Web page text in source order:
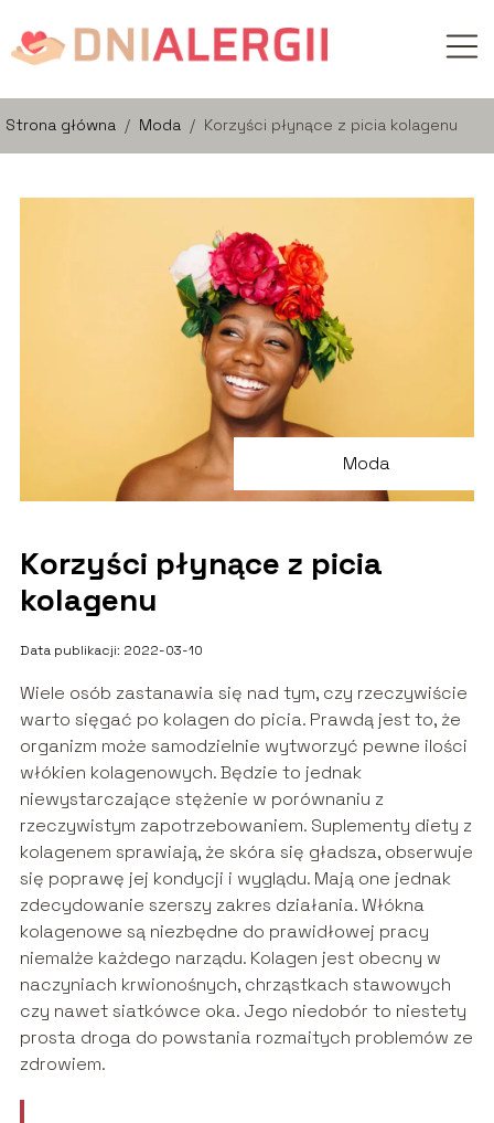
Strona główna / Moda / Korzyści płynące z picia kolagenu
Moda
Korzyści płynące z picia
kolagenu
Data publikacji: 2022-03-10
Wiele osób zastanawia się nad tym, czy rzeczywiście
warto sięgać po kolagen do picia. Prawdą jest to, że
organizm może samodzielnie wytworzyć pewne ilości
włókien kolagenowych. Będzie to jednak
niewystarczające stężenie w porównaniu z
rzeczywistym zapotrzebowaniem. Suplementy diety z
kolagenem sprawiają, że skóra się gładsza, obserwuje
się poprawę jej kondycji i wyglądu. Mają one jednak
zdecydowanie szerszy zakres działania. Włókna
kolagenowe są niezbędne do prawidłowej pracy
niemalże każdego narządu. Kolagen jest obecny w
naczyniach krwionośnych, chrząstkach stawowych
czy nawet siatkówce oka. Jego niedobór to niestety
prosta droga do powstania rozmaitych problemów ze
zdrowiem.